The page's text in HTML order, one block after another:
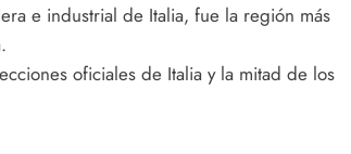
e industrial de Italia, fue la región más
oficiales de Italia y la mitad de los